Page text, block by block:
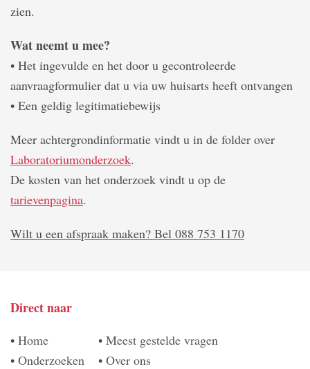
zien.
Wat neemt u mee?
• Het ingevulde en het door u gecontroleerde
aanvraagformulier dat u via uw huisarts heeft ontvangen
• Een geldig legitimatiebewijs
Meer achtergrondinformatie vindt u in de folder over
Laboratoriumonderzoek.
De kosten van het onderzoek vindt u op de
tarievenpagina.
Wilt u een afspraak maken? Bel 088 753 1170
Direct naar
• Home
• Onderzoeken
• Meest gestelde vragen
• Over ons